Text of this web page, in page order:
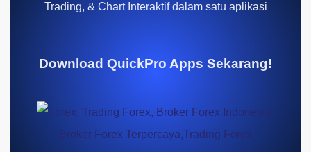
Trading, & Chart Interaktif dalam satu aplikasi
Download QuickPro Apps Sekarang!